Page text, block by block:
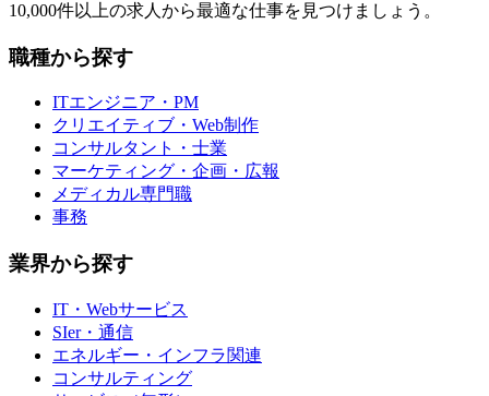
10,000件以上の求人から最適な仕事を見つけましょう。
職種から探す
ITエンジニア・PM
クリエイティブ・Web制作
コンサルタント・士業
マーケティング・企画・広報
メディカル専門職
事務
業界から探す
IT・Webサービス
SIer・通信
エネルギー・インフラ関連
コンサルティング